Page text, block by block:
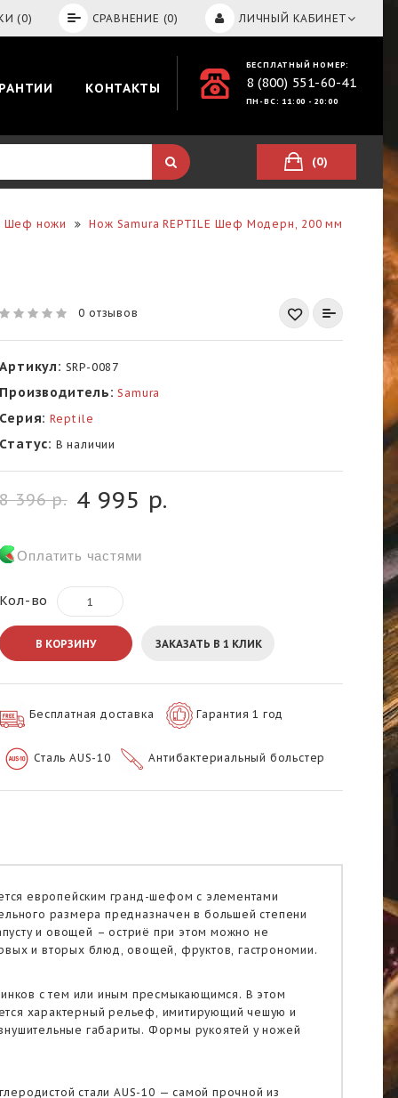
ЛИЧНЫЙ КАБИНЕТ
(0) СРАВНЕНИЕ (0)
БЕСПЛАТНЫЙ НОМЕР:
8 (800) 551-60-41
ПН-ВС: 11:00 - 20:00
КОНТАКТЫ
(0)
Шеф ножи Нож Samura REPTILE Шеф Модерн, 200 мм
0 отзывов
Артикул: SRP-0087
Производитель: Samura
Серия: Reptile
Статус: В наличии
8 396 р. 4 995 р.
Оплатить частями
Кол-во
В КОРЗИНУ ЗАКАЗАТЬ В 1 КЛИК
Бесплатная доставка Гарантия 1 год
Сталь AUS-10 Антибактериальный больстер
европейским гранд-шефом с элементами
размера предназначен в большей степени
и овощей – остриё при этом можно не
и вторых блюд, овощей, фруктов, гастрономии.
с тем или иным пресмыкающимся. В этом
характерный рельеф, имитирующий чешую и
габариты. Формы рукоятей у ножей
стали AUS-10 — самой прочной из